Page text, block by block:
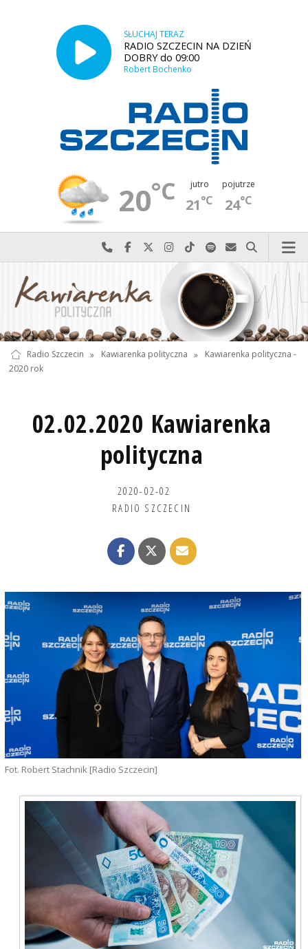
SŁUCHAJ TERAZ
RADIO SZCZECIN NA DZIEŃ
DOBRY do 09:00
Robert Bochenko
20°C jutro
21°C
pojutrze
24°C
Najlepiej po prostu do nas zadzwoń
Odwiedź nas na Facebook-u
Odwiedź nas na X
Odwiedź nas na Instagram-ie
Odwiedź nas na TikTok-u
Szukaj nas na Spotify
Wyślij do nas
Szukaj
Radio Szczecin » Kawiarenka polityczna »
Kawiarenka polityczna -
2020 rok
02.02.2020 Kawiarenka
polityczna
2020-02-02
RADIO SZCZECIN
Fot. Robert Stachnik [Radio Szczecin]